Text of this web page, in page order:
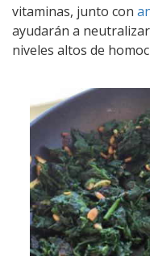
vitaminas, junto con
ayudarán a
niveles altos de